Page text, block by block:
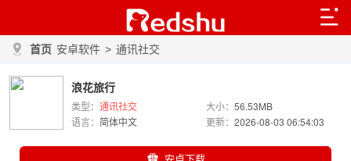
首页 安卓软件 > 通讯社交
浪花旅行
类型： 通讯社交 大小：56.53MB
语言： 简体中文 更新：2026-08-03 06:54:03